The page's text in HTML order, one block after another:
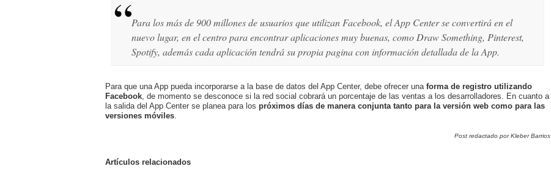
Para los más de 900 millones de usuarios que utilizan Facebook, el App Center se convertirá en el
nuevo lugar, en el centro para encontrar aplicaciones muy buenas, como Draw Something, Pinterest,
Spotify, además cada aplicación tendrá su propia pagina con información detallada de la App.
Para que una App pueda incorporarse a la base de datos del App Center, debe ofrecer una forma de registro utilizando
Facebook , de momento se desconoce si la red social cobrará un porcentaje de las ventas a los desarrolladores. En cuanto a
la salida del App Center se planea para los próximos días de manera conjunta tanto para la versión web como para las
versiones móviles
Post redactado por Kleber Barrios
Artículos relacionados